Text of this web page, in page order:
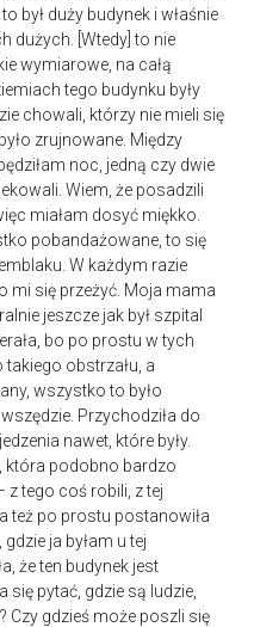
był duży budynek i właśnie
dużych. [Wtedy] to nie
wymiarowe, na całą
tego budynku były
chowali, którzy nie mieli się
zrujnowane. Między
noc, jedną czy dwie
Wiem, że posadzili
miałam dosyć miękko.
pobandażowane, to się
W każdym razie
mi się przeżyć. Moja mama
jeszcze jak był szpital
bo po prostu w tych
takiego obstrzału, a
wszystko to było
Przychodziła do
nawet, które były.
która podobno bardzo
z tego coś robili, z tej
też po prostu postanowiła
ja byłam u tej
że ten budynek jest
się pytać, gdzie są ludzie,
Czy gdzieś może poszli się